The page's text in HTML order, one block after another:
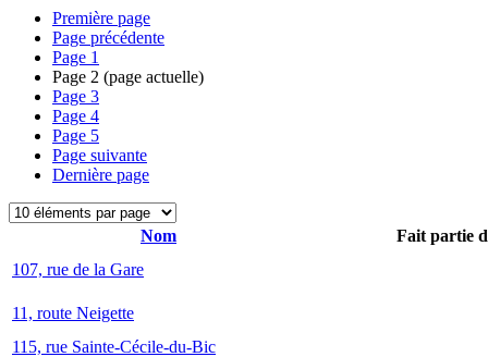
Première page
Page précédente
Page 1
Page 2 (page actuelle)
Page 3
Page 4
Page 5
Page suivante
Dernière page
Nom
Fait partie
107, rue de la Gare
11, route Neigette
115, rue Sainte-Cécile-du-Bic